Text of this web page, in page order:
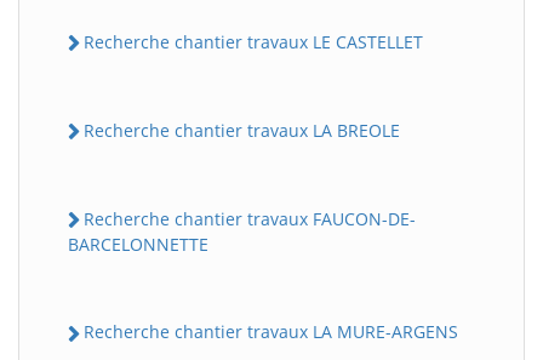
Recherche chantier travaux LE CASTELLET
Recherche chantier travaux LA BREOLE
Recherche chantier travaux FAUCON-DE-
BARCELONNETTE
Recherche chantier travaux LA MURE-ARGENS
B Assistant en ligne